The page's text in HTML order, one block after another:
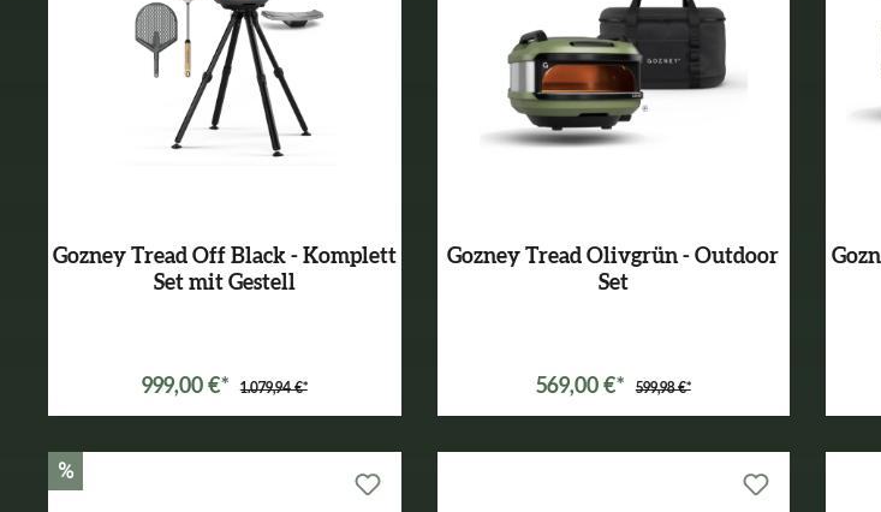
Gozney Tread Off Black - Komplett
Set mit Gestell
999,00 €* 1.079,94 €*
Gozney Tread Olivgrün - Outdoor
Set
569,00 €* 599,98 €*
%